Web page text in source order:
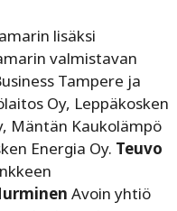
lisäksi
valmistavan
Tampere ja
Oy, Leppäkosken
Mäntän Kaukolämpö
Energia Oy. Teuvo
Avoin yhtiö